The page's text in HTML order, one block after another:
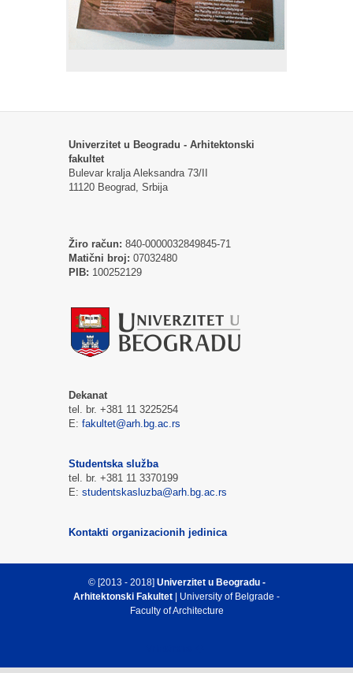
Univerzitet u Beogradu - Arhitektonski
fakultet
Bulevar kralja Aleksandra 73/II
11120 Beograd, Srbija
Žiro račun: 840-0000032849845-71
Matični broj: 07032480
PIB: 100252129
Dekanat
tel. br. +381 11 3225254
E: fakultet@arh.bg.ac.rs
Studentska služba
tel. br. +381 11 3370199
E: studentskasluzba@arh.bg.ac.rs
Kontakti organizacionih jedinica
© [2013 - 2018] Univerzitet u Beogradu -
Arhitektonski Fakultet | University of Belgrade -
Faculty of Architecture